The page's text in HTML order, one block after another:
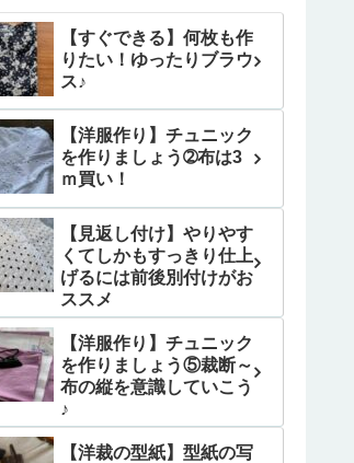
【すぐできる】何枚も作
りたい！ゆったりブラウ
ス♪
【洋服作り】チュニック
を作りましょう➁布は3
ｍ買い！
【見返し付け】やりやす
くてしかもすっきり仕上
げるには前後別付けがお
ススメ
【洋服作り】チュニック
を作りましょう⑤裁断～
布の縦を意識していこう
♪
【洋裁の型紙】型紙の写